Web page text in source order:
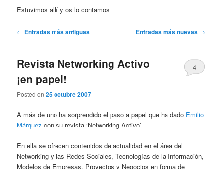
Estuvimos allí y os lo contamos
Navegación
← Entradas más antiguas Entradas más nuevas →
Revista Networking Activo
¡en papel!
Posted on25 octubre 2007
4
A más de uno ha sorprendido el paso a papel que ha dado Emilio
Márquez con su revista ‘Networking Activo’.
En ella se ofrecen contenidos de actualidad en el área del
Networking y las Redes Sociales, Tecnologías de la Información,
Modelos de Empresas, Proyectos y Negocios en forma de